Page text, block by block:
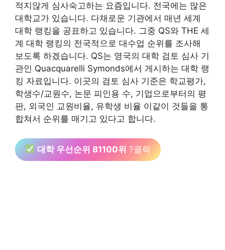
적지않게 심사숙고하는 요즘입니다. 전국에는 많은
대학교가 있습니다. 다채로운 기관에서 매년 세계
대학 랭킹을 공표하고 있습니다. 그중 QS와 THE 세
계 대학 랭킹의 전국적으로 대수업 순위를 조사해
보도록 하겠습니다. QS는 영국의 대학 검토 심사 기
관인 Quacquarelli Symonds에서 게시하는 대학 랭
킹 자료입니다. 이곳의 검토 심사 기준은 학교평가,
학생수/교원수, 논문 피인용 수, 기업으로부터의 평
판, 외국인 교원비율, 유학생 비율 이같이 것들을 통
합쳐서 순위를 매기고 있다고 합니다.
대학 우선순위 81100위 ?클릭